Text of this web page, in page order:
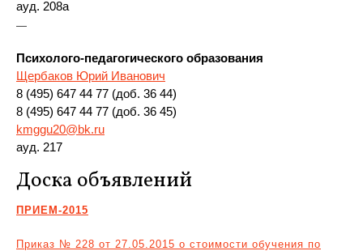
ауд. 208а
—
Психолого-педагогического образования
Щербаков Юрий Иванович
8 (495) 647 44 77 (доб. 36 44)
8 (495) 647 44 77 (доб. 36 45)
kmggu20@bk.ru
ауд. 217
Доска объявлений
ПРИЕМ-2015
Приказ № 228 от 27.05.2015 о стоимости обучения по